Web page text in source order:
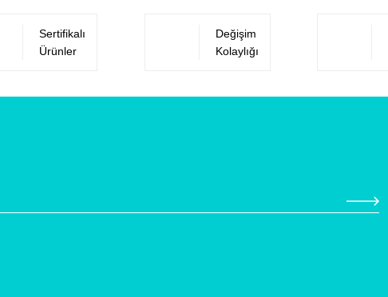
Sertifikalı
Ürünler
Değişim
Kolaylığı